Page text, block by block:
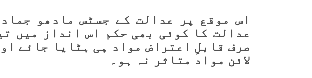
اس موقع پر عدالت کے جسٹس مادھو
عدالت کا کوئی بھی حکم اس انداز میں
صرف قابلِ اعتراض مواد ہی ہٹایا جائے
لائن مواد متاثر نہ ہو۔